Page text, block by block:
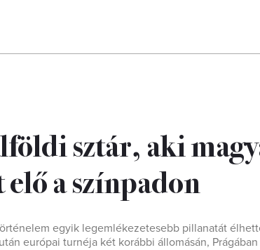
sztár, aki
a színpadon
egyik legemlékezetesebb pillanatát
európai turnéja két korábbi állomásán,